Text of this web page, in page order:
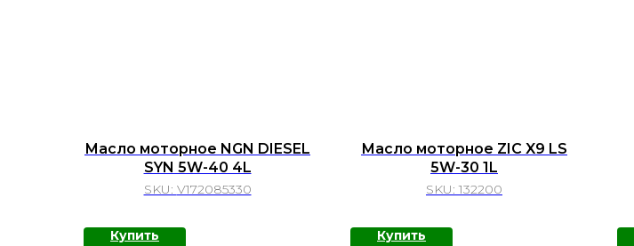
Масло моторное NGN DIESEL
SYN 5W-40 4L
SKU: V172085330
Купить
Масло моторное ZIC X9 LS
5W-30 1L
SKU: 132200
Купить